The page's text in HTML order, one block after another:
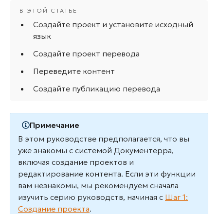
Создайте проект и установите исходный
язык
Создайте проект перевода
Переведите контент
Создайте публикацию перевода
Примечание
В этом руководстве предполагается, что вы
уже знакомы с системой Документерра,
включая создание проектов и
редактирование контента. Если эти функции
вам незнакомы, мы рекомендуем сначала
изучить серию руководств, начиная с Шаг 1:
Создание проекта.